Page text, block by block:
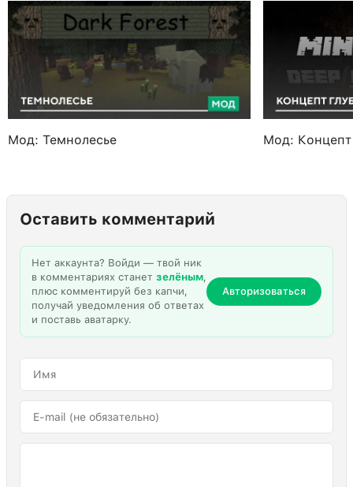
Мод: Темнолесье Мод:
Оставить комментарий
Нет аккаунта? Войди — твой ник
в комментариях станет зелёным,
плюс комментируй без капчи,
получай уведомления об ответах
и поставь аватарку.
Авторизоваться